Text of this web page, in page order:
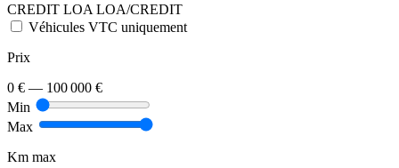
CREDIT LOA LOA/CREDIT
Véhicules VTC uniquement
Prix
0 € — 100 000 €
Min
Max
Km max